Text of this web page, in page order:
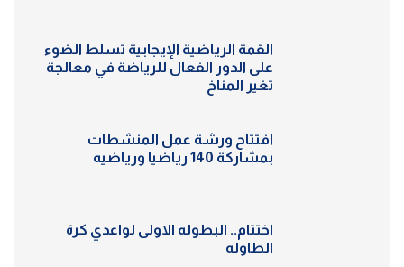
القمة الرياضية الإيجابية تسلط الضوء
على الدور الفعال للرياضة في معالجة
تغير المناخ
افتتاح ورشة عمل المنشطات
بمشاركة 140 رياضيا ورياضيه
اختتام.. البطوله الاولى لواعدي كرة
الطاوله